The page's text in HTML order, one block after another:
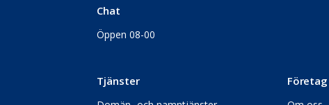
Chat
Öppen 08-00
Tjänster Företag